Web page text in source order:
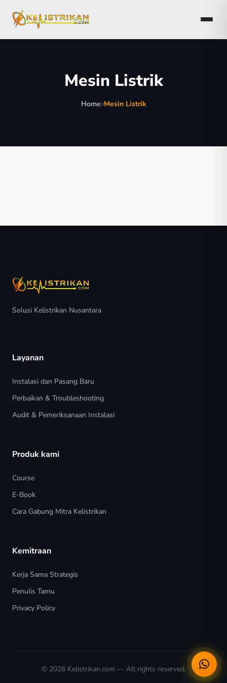
Mesin Listrik
Home Mesin Listrik
Solusi Kelistrikan Nusantara
Layanan
Instalasi dan Pasang Baru
Perbaikan & Troubleshooting
Audit & Pemeriksanaan Instalasi
Produk kami
Course
E-Book
Cara Gabung Mitra Kelistrikan
Kemitraan
Kerja Sama Strategis
Penulis Tamu
Privacy Policy
© 2026 Kelistrikan.com — All rights reserved.